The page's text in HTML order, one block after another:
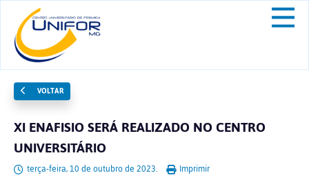
VOLTAR
XI ENAFISIO SERÁ REALIZADO NO CENTRO
UNIVERSITÁRIO
terça-feira, 10 de outubro de 2023. Imprimir